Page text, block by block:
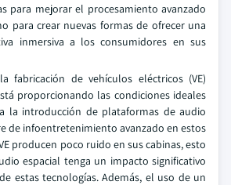
para mejorar el procesamiento avanzado
para crear nuevas formas de ofrecer una
inmersiva a los consumidores en sus
fabricación de vehículos eléctricos (VE)
proporcionando las condiciones ideales
la introducción de plataformas de audio
de infoentretenimiento avanzado en estos
producen poco ruido en sus cabinas, esto
espacial tenga un impacto significativo
estas tecnologías. Además, el uso de un